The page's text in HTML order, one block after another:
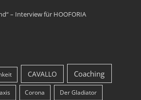
– Interview für HOOFORIA
CAVALLO Coaching
Corona Der Gladiator